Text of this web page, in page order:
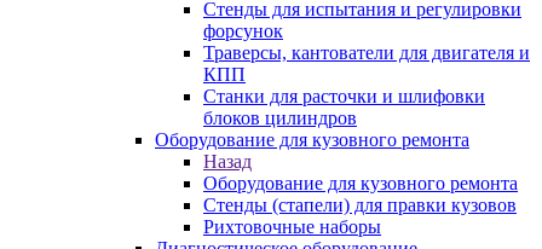
Стенды для испытания и регулировки
форсунок
Траверсы, кантователи для двигателя и
КПП
Станки для расточки и шлифовки
блоков цилиндров
Оборудование для кузовного ремонта
Назад
Оборудование для кузовного ремонта
Стенды (стапели) для правки кузовов
Рихтовочные наборы